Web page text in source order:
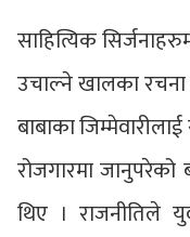
साहित्यिक
उचाल्ने खालका
बाबाका
रोजगारमा
थिए । राजनीतिले